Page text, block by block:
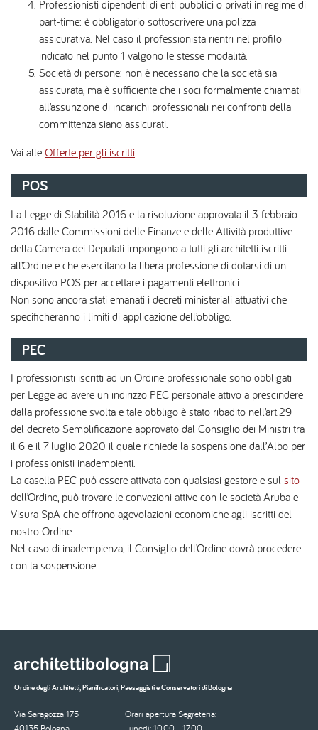
Professionisti dipendenti di enti pubblici o privati in regime di
part-time: è obbligatorio sottoscrivere una polizza
assicurativa. Nel caso il professionista rientri nel profilo
indicato nel punto 1 valgono le stesse modalità.
Società di persone: non è necessario che la società sia
assicurata, ma è sufficiente che i soci formalmente chiamati
all’assunzione di incarichi professionali nei confronti della
committenza siano assicurati.
Vai alle Offerte per gli iscritti.
POS
La Legge di Stabilità 2016 e la risoluzione approvata il 3 febbraio
2016 dalle Commissioni delle Finanze e delle Attività produttive
della Camera dei Deputati impongono a tutti gli architetti iscritti
all’Ordine e che esercitano la libera professione di dotarsi di un
dispositivo POS per accettare i pagamenti elettronici.
Non sono ancora stati emanati i decreti ministeriali attuativi che
specificheranno i limiti di applicazione dell’obbligo.
PEC
I professionisti iscritti ad un Ordine professionale sono obbligati
per Legge ad avere un indirizzo PEC personale attivo a prescindere
dalla professione svolta e tale obbligo è stato ribadito nell’art.29
del decreto Semplificazione approvato dal Consiglio dei Ministri tra
il 6 e il 7 luglio 2020 il quale richiede la sospensione dall’Albo per
i professionisti inadempienti.
La casella PEC può essere attivata con qualsiasi gestore e sul sito
dell’Ordine, può trovare le convezioni attive con le società Aruba e
Visura SpA che offrono agevolazioni economiche agli iscritti del
nostro Ordine.
Nel caso di inadempienza, il Consiglio dell’Ordine dovrà procedere
con la sospensione.
Ordine degli Architetti, Pianificatori, Paesaggisti e Conservatori di Bologna
Via Saragozza 175
Orari apertura Segreteria: